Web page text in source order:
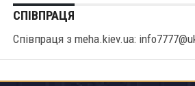
СПІВПРАЦЯ
Співпраця з meha.kiev.ua: